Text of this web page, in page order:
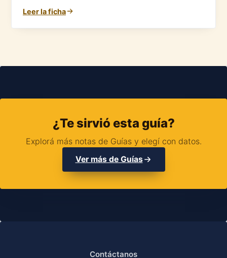
Leer la ficha
¿Te sirvió esta guía?
Explorá más notas de Guías y elegí con datos.
Ver más de Guías
Contáctanos